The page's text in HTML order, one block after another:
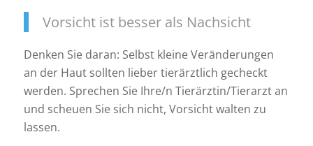
Vorsicht ist besser als Nachsicht
Denken Sie daran: Selbst kleine Veränderungen
an der Haut sollten lieber tierärztlich gecheckt
werden. Sprechen Sie Ihre/n Tierärztin/Tierarzt an
und scheuen Sie sich nicht, Vorsicht walten zu
lassen.